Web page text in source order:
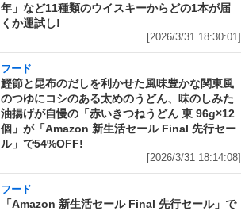
年」など11種類のウイスキーからどの1本が届
くか運試し!
[2026/3/31 18:30:01]
フード
鰹節と昆布のだしを利かせた風味豊かな関東風
のつゆにコシのある太めのうどん、味のしみた
油揚げが自慢の「赤いきつねうどん 東 96g×12
個」が「Amazon 新生活セール Final 先行セー
ル」で54%OFF!
[2026/3/31 18:14:08]
フード
「Amazon 新生活セール Final 先行セール」で